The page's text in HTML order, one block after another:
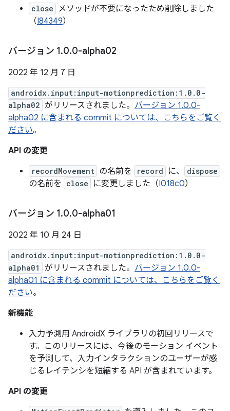
close
メソッドが不要になったため削除しました
（I84349）
バージョン 1.0.0-alpha02
2022 年 12 月 7 日
androidx.input:input-motionprediction:1.0.0-
alpha02 がリリースされました。 バージョン 1.0.0-
alpha02 に含まれる commit については、こちらをご覧く
ださい。
API の変更
recordMovement の名前を record に、 dispose
の名前を close に変更しました（I018c0）
バージョン 1.0.0-alpha01
2022 年 10 月 24 日
androidx.input:input-motionprediction:1.0.0-
alpha01
がリリースされました。 バージョン 1.0.0-
alpha01 に含まれる commit については、こちらをご覧く
ださい。
新機能
入力予測用 AndroidX ライブラリの初回リリースで
す。このリリースには、今後のモーション イベント
を予測して、入力インタラクションのユーザーが感
じるレイテンシを短縮する API が含まれています。
API の変更